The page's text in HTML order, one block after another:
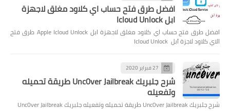
افضل طرق فتح حساب اي كلاود مغلق لاجهزة
ابل Icloud Unlock
افضل طرق فتح حساب اي كلاود مغلق لاجهزة ابل Apple Icloud Unlock طرق فتح
الاي كلاود لاجزة آبل Icloud Unlock
27 فبراير 2020
شرح جلبريك Unc0ver Jailbreak طريقة تحميله
وتفعيله
شرح جلبريك Unc0ver Jailbreak طريقة تحميله وتفعيله جلبريك Unc0ver Jailbreak